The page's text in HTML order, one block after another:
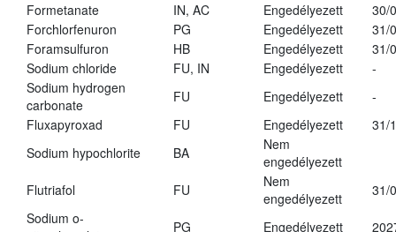
Formetanate
IN, AC Engedélyezett
30/
Forchlorfenuron
PG Engedélyezett
31/
Foramsulfuron
HB Engedélyezett
31/
Sodium chloride
FU, IN Engedélyezett
-
Sodium hydrogen
carbonate
FU Engedélyezett
-
Fluxapyroxad
FU Engedélyezett
31/
Sodium hypochlorite
BA
Nem
engedélyezett
Flutriafol
FU
Nem
engedélyezett
31/
Sodium o-
PG Engedélyezett